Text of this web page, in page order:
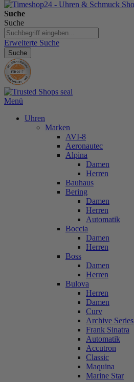
Suche
Suche
Erweiterte Suche
Suche
Menü
Uhren
Marken
AVI-8
Aeronautec
Alpina
Damen
Herren
Bauhaus
Bering
Damen
Herren
Automatik
Boccia
Damen
Herren
Boss
Damen
Herren
Bulova
Herren
Damen
Curv
Archive Series
Frank Sinatra
Automatik
Accutron
Classic
Maquina
Marine Star